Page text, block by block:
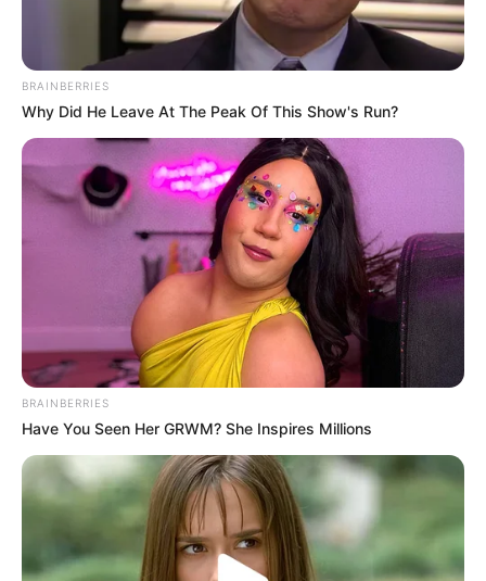
ΔΗΜΟΦΙΛΗ ΑΡΘΡΑ
Η Ρωσία κινητοποίησε το πυρηνικό
υποβρύχιο «K-329 Belgorod» για να
δοκιμάσει την...
Δευτέρα, 3 Οκτωβρίου 2022, 12:38
BRAINBERRIES
Why Did He Leave At The Peak Of This Show's Run?
BRAINBERRIES
Have You Seen Her GRWM? She Inspires Millions